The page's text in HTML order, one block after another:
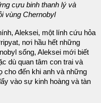
cựu binh thanh lý và
vùng Chernobyl
Aleksei, một lính cứu hỏa
nơi hầu hết những
sống, Aleksei mới biết
dù quan tâm con trai và
cho đến khi anh và những
vào sự kinh hoàng và tàn